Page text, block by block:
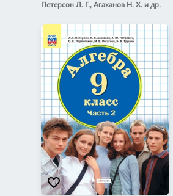
Петерсон Л. Г., Агаханов Н. Х. и др.
favorite_border